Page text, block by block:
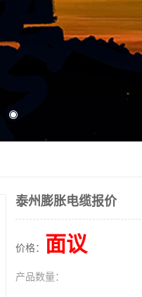
泰州膨胀电缆报价
价格： 面议
产品数量：